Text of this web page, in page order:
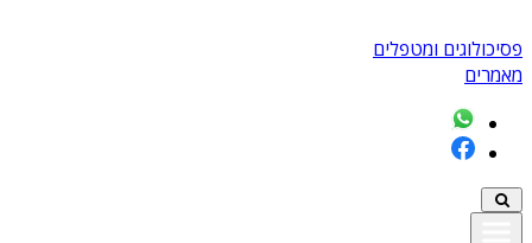
פסיכולוגים ומטפלים
מאמרים